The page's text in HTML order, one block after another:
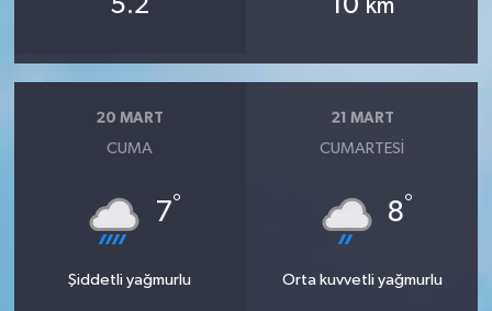
km
20 MART
CUMA
7°
Şiddetli yağmurlu
21 MART
CUMARTESI
8°
Orta kuvvetli yağmurlu